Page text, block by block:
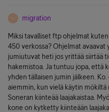
M migration
Miksi tavalliset ftp ohjelmat
450 verkossa? Ohjelmat
jumiutuvat heti jos yrittää siirtää
hakemistoa. Ja tuntuu jopa, että
yhden tällaisen jumin jälkeen.
aiemmin, kun vielä käytin
Soneran kiinteää laajakaistaa.
kone on kytketty kiinteään